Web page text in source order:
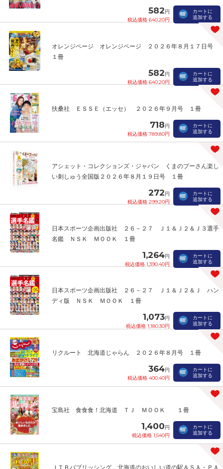
582円
税込価格 640.20円
カートに
追加する
オレンジページ オレンジページ ２０２６年８月１７日号
１冊
582円
税込価格 640.20円
カートに
追加する
扶桑社 ＥＳＳＥ（エッセ） ２０２６年９月号 １冊
718円
税込価格 789.80円
カートに
追加する
アシェット・コレクションズ・ジャパン くまのプーさん楽し
い刺しゅう全国版２０２６年８月１９日号 １冊
272円
税込価格 299.20円
カートに
追加する
日本スポーツ企画出版社 ２６－２７ Ｊ１＆Ｊ２＆Ｊ３選手
名鑑 ＮＳＫ ＭＯＯＫ １冊
1,264円
税込価格 1,390.40円
カートに
追加する
日本スポーツ企画出版社 ２６－２７ Ｊ１＆Ｊ２＆Ｊ ハン
ディ版 ＮＳＫ ＭＯＯＫ １冊
1,073円
税込価格 1,180.30円
カートに
追加する
リクルート 北海道じゃらん ２０２６年８月号 １冊
364円
税込価格 400.40円
カートに
追加する
宝島社 食食食！北海道 ＴＪ ＭＯＯＫ １冊
1,400円
税込価格 1,540円
カートに
追加する
ＪＴＢパブリッシング 北海道のおいしい道の駅＆ＳＡ・ＰＡ